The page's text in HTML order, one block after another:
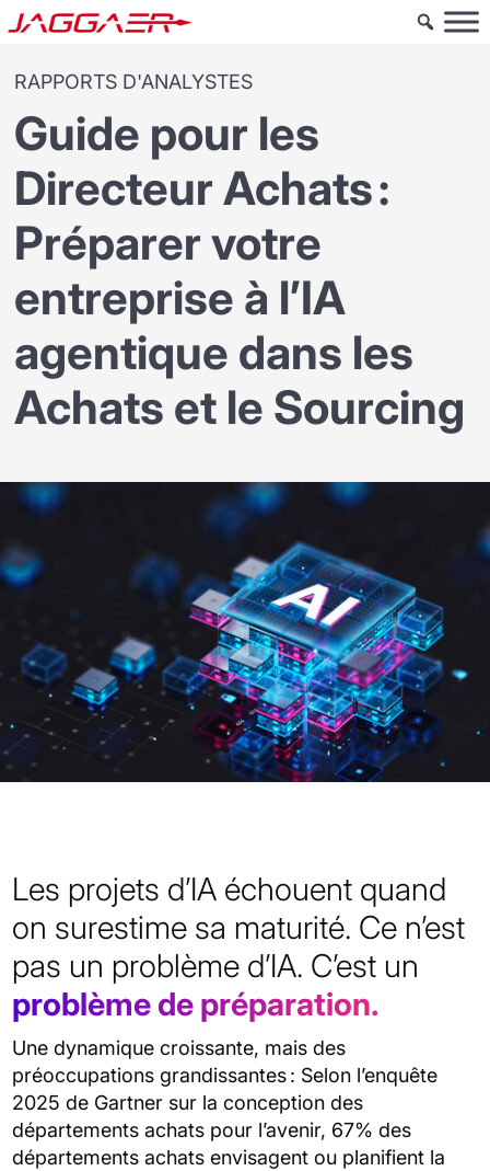
RAPPORTS D'ANALYSTES
Guide pour les
Directeur Achats :
Préparer votre
entreprise à l’IA
agentique dans les
Achats et le Sourcing
Les projets d’IA échouent quand
on surestime sa maturité. Ce n’est
pas un problème d’IA. C’est un
problème de préparation.
Une dynamique croissante, mais des
préoccupations grandissantes : Selon l’enquête
2025 de Gartner sur la conception des
départements achats pour l’avenir, 67% des
départements achats envisagent ou planifient la